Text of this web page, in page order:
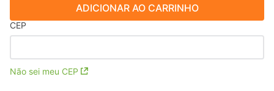
ADICIONAR AO CARRINHO
CEP
Não sei meu CEP